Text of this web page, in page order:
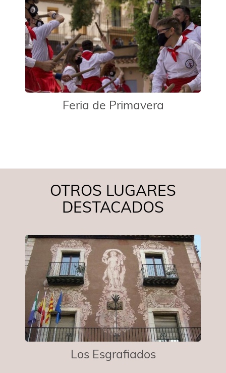
Feria de Primavera
OTROS LUGARES
DESTACADOS
Los Esgrafiados